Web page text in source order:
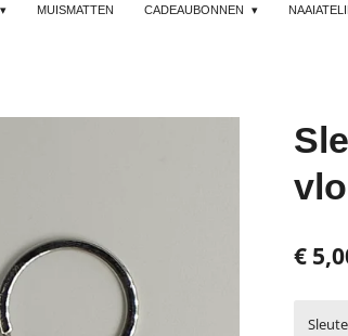
MUISMATTEN CADEAUBONNEN
€